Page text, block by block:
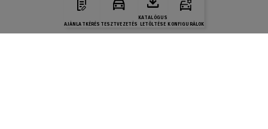
AJÁNLATKÉRÉS TESZTVEZETÉS
KATALÓGUS
LETÖLTÉSE KONFIGURÁLOK